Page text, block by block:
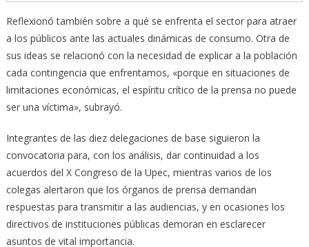
Reflexionó también sobre a qué se enfrenta el sector para atraer
a los públicos ante las actuales dinámicas de consumo. Otra de
sus ideas se relacionó con la necesidad de explicar a la población
cada contingencia que enfrentamos, «porque en situaciones de
limitaciones económicas, el espíritu crítico de la prensa no puede
ser una víctima», subrayó.
Integrantes de las diez delegaciones de base siguieron la
convocatoria para, con los análisis, dar continuidad a los
acuerdos del X Congreso de la Upec, mientras varios de los
colegas alertaron que los órganos de prensa demandan
respuestas para transmitir a las audiencias, y en ocasiones los
directivos de instituciones públicas demoran en esclarecer
asuntos de vital importancia.